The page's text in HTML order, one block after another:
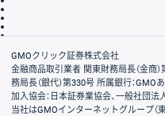
会社案内
GMOクリック証券株式会社
金融商品取引業者 関東財務局長（金商
務局長（銀代）第330号 所属銀行：
加入協会：日本証券業協会、一般社団
当社はGMOインターネットグループ（